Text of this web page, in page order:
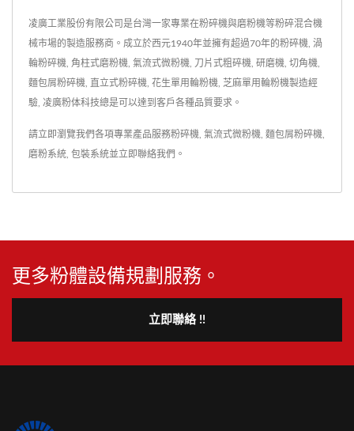
凌廣工業股份有限公司是台灣一家專業在粉碎機與磨粉機等粉碎混合機
械市場的製造服務商。成立於西元1940年並擁有超過70年的粉碎機, 渦
輪粉碎機, 角柱式磨粉機, 氣流式微粉機, 刀片式粗碎機, 研磨機, 切角機,
麵包屑粉碎機, 直立式粉碎機, 花生單用輪粉機, 芝麻單用輪粉機製造經
驗, 凌廣粉体科技總是可以達到客戶各種品質要求。
請立即瀏覽我們各項專業產品服務粉碎機 氣流式微粉機 麵包屑粉碎機
磨粉系統 包裝系統並立即聯絡我們 。
更多粉體設備規劃服務。
立即聯絡 !!